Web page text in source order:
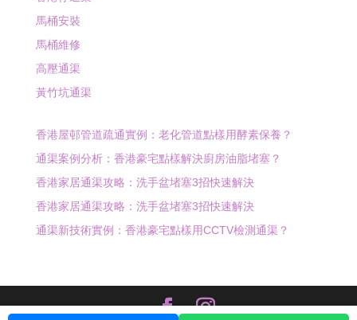
馬桶安裝
馬桶維修
高壓通渠
黃竹坑通渠
香港屋邨管道疏通實例：老化管道點樣用酵素保養？
通渠案例分析：香港豪宅點樣解決廚房油脂堵塞？
香港家居通渠攻略：洗手盆堵塞3招快速解決
香港家居通渠攻略：洗手盆堵塞3招快速解決
通渠新技術實例：香港豪宅點樣用CCTV檢測通渠？